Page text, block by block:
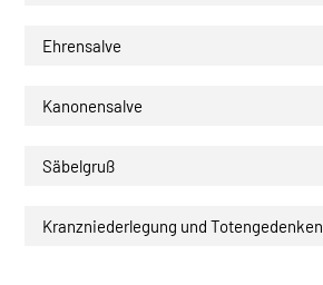
Ehrensalve
Kanonensalve
Säbelgruß
Kranzniederlegung und Totengedenken